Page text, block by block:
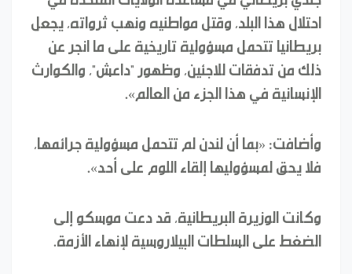
احتلال هذا البلد، وقتل مواطنيه ونهب ثرواته، يجعل
بريطانيا تتحمل مسؤولية تاريخية على ما انجر عن
ذلك من تدفقات للاجئين، وظهور "داعش"، والكوارث
الإنسانية في هذا الجزء من العالم».
وأضافت: «بما أن لندن لم تتحمل مسؤولية جرائمها،
فلا يحق لمسؤوليها إلقاء اللوم على أحد».
وكانت الوزيرة البريطانية، قد دعت موسكو إلى
الضغط على السلطات البيلاروسية لإنهاء الأزمة.